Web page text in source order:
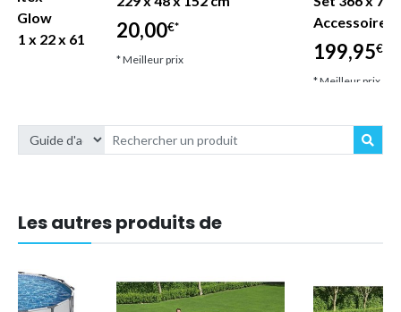
Glow
61 x 22 x 61
20,00€*
* Meilleur prix
Accessoire
199,95€*
* Meilleur prix
Les autres produits de